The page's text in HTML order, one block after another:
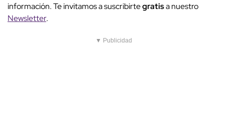
información. Te invitamos a suscribirtegratisa nuestro
Newsletter.
▼ Publicidad